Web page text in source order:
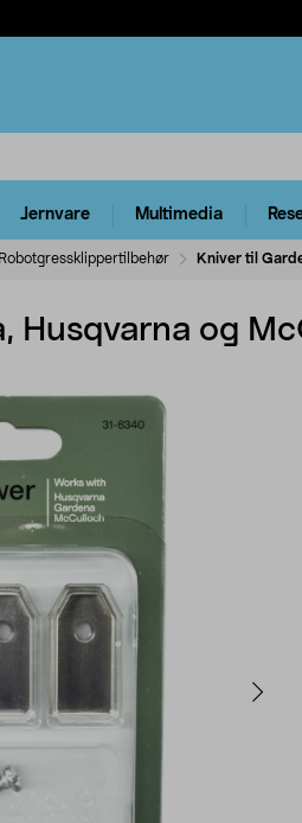
Jernvare Multimedia
Robotgressklippertilbehør Kniver til
Husqvarna og